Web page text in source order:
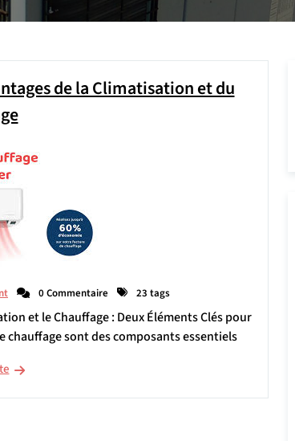
de la Climatisation et du
0 Commentaire 23 tags
et le Chauffage : Deux Éléments Clés pour
sont des composants essentiels